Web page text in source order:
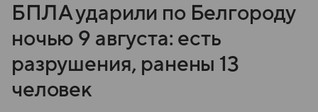
БПЛА ударили по Белгороду
ночью 9 августа: есть
разрушения, ранены 13
человек